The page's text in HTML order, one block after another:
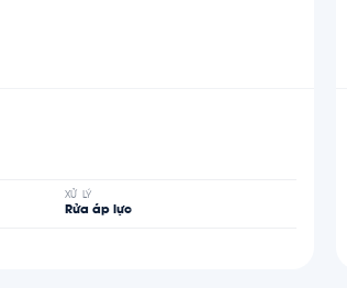
XỬ LÝ
Rửa áp lực